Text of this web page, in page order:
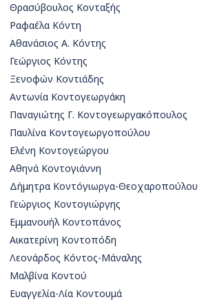
Θρασύβουλος Κονταξής
Ραφαέλα Κόντη
Αθανάσιος Α. Κόντης
Γεώργιος Κόντης
Ξενοφών Κοντιάδης
Αντωνία Κοντογεωργάκη
Παναγιώτης Γ. Κοντογεωργακόπουλος
Παυλίνα Κοντογεωργοπούλου
Ελένη Κοντογεώργου
Αθηνά Κοντογιάννη
Δήμητρα Κοντόγιωργα-Θεοχαροπούλου
Γεώργιος Κοντογιώργης
Εμμανουήλ Κοντοπάνος
Αικατερίνη Κοντοπόδη
Λεονάρδος Κόντος-Μάναλης
Μαλβίνα Κοντού
Ευαγγελία-Λία Κοντουμά